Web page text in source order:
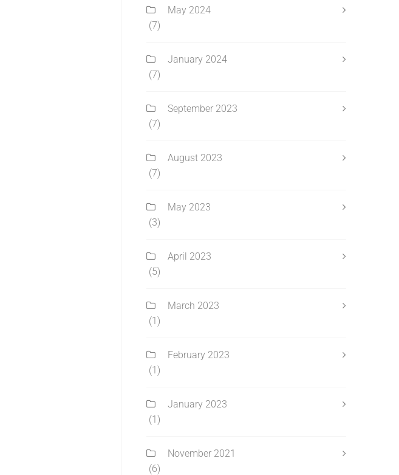
May 2024
(7)
January 2024
(7)
September 2023
(7)
August 2023
(7)
May 2023
(3)
April 2023
(5)
March 2023
(1)
February 2023
(1)
January 2023
(1)
November 2021
(6)